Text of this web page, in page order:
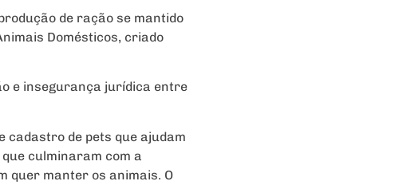
de ração se mantido
Domésticos, criado
e insegurança jurídica entre
cadastro de pets que ajudam
culminaram com a
quer manter os animais. O